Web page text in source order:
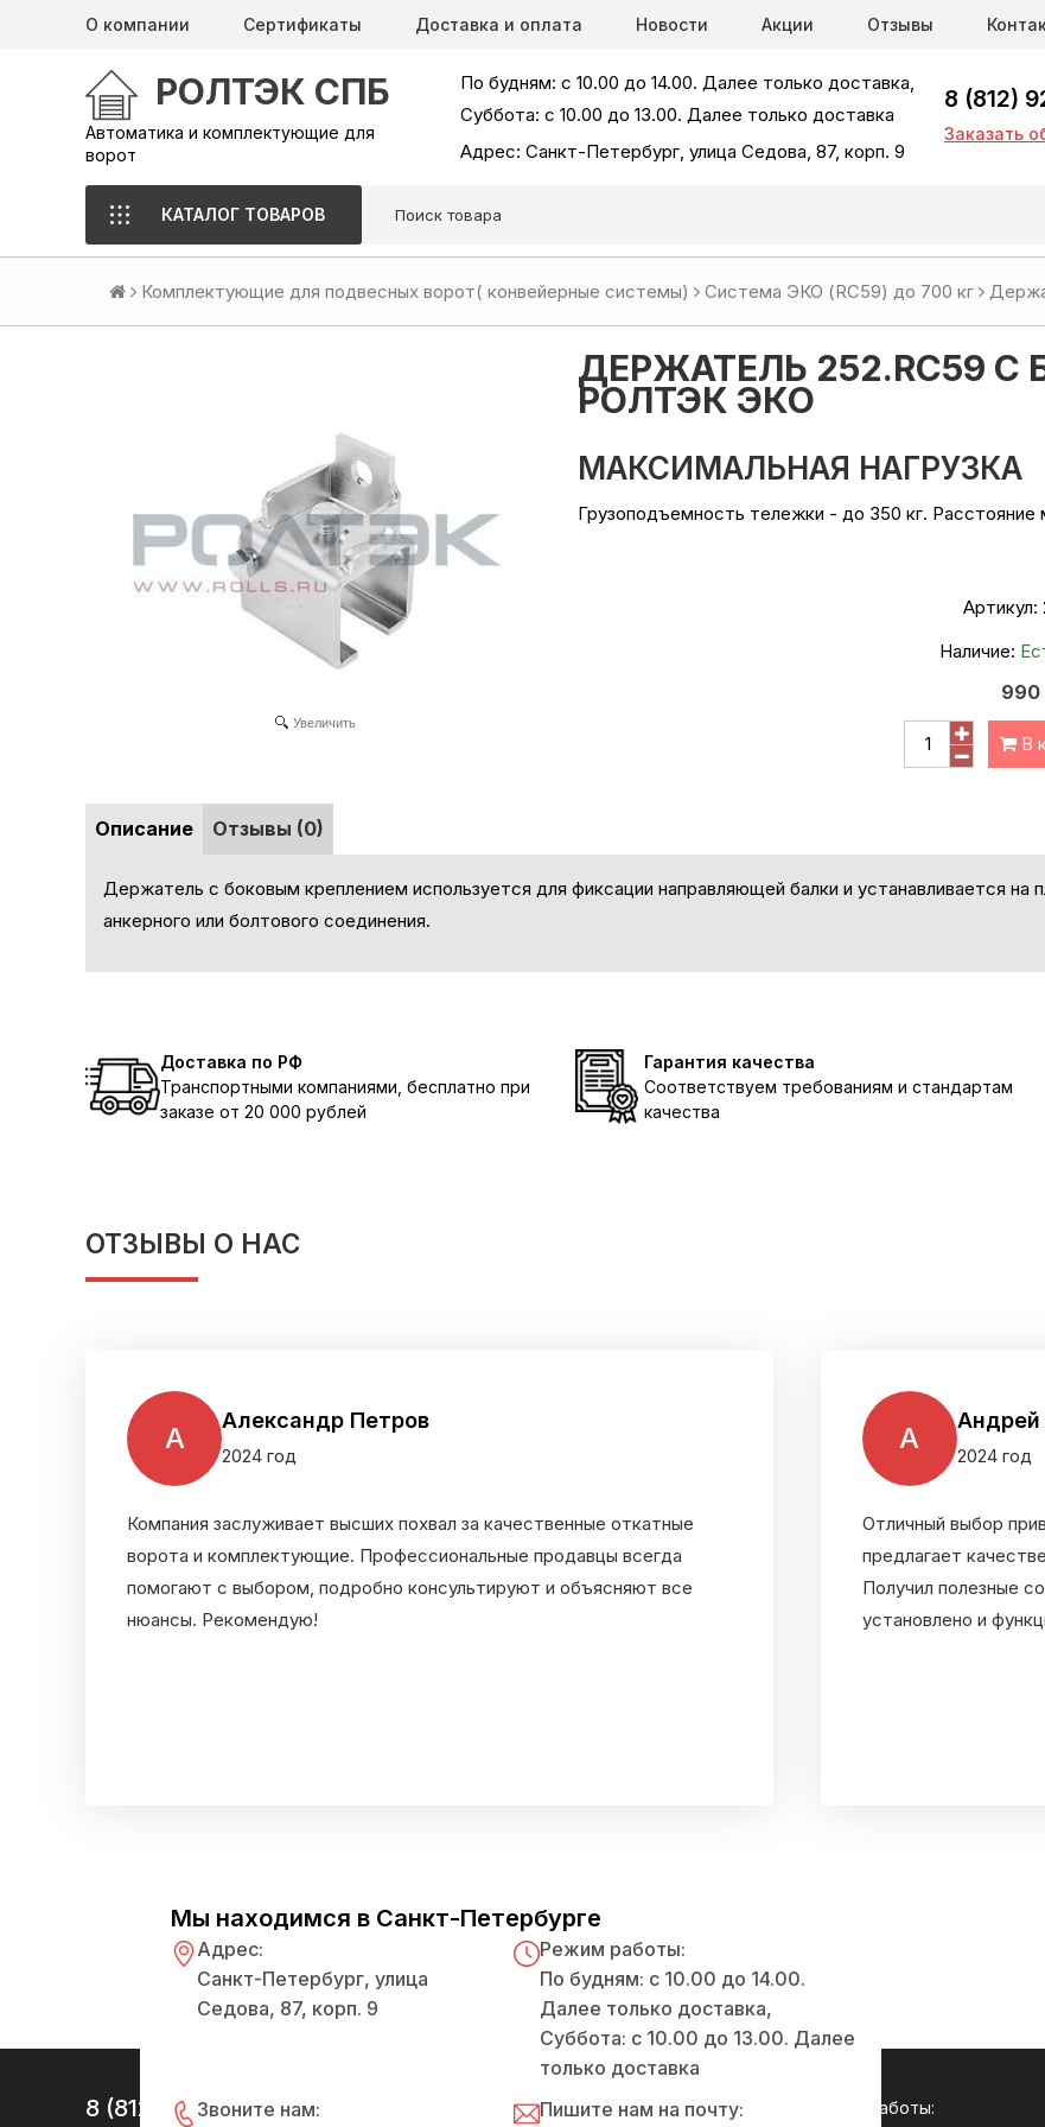
О компании Сертификаты Доставка и оплата Новости Акции Отзывы
РОЛТЭК СПБ
Автоматика и комплектующие для
ворот
По будням: с 10.00 до 14.00. Далее только доставка,
Суббота: с 10.00 до 13.00. Далее только доставка
Адрес: Санкт-Петербург, улица Седова, 87, корп. 9
8 (812)
Заказать
КАТАЛОГ ТОВАРОВ
Комплектующие для подвесных ворот( конвейерные системы) Система ЭКО (RC59) до 700 кг
Увеличить
ДЕРЖАТЕЛЬ 252.RC59
РОЛТЭК ЭКО
МАКСИМАЛЬНАЯ НАГРУЗКА
Грузоподъемность тележки - до 350 кг.
Артикул:
Наличие:
990
В
Описание Отзывы (0)
Держатель с боковым креплением используется для фиксации направляющей балки и устанавливается
анкерного или болтового соединения.
Доставка по РФ
Транспортными компаниями, бесплатно при
заказе от 20 000 рублей
Гарантия качества
Соответствуем требованиям и стандартам
качества
ОТЗЫВЫ О НАС
А
Александр Петров
2024 год
Компания заслуживает высших похвал за качественные откатные
ворота и комплектующие. Профессиональные продавцы всегда
помогают с выбором, подробно консультируют и объясняют все
нюансы. Рекомендую!
А
Андрей
2024 год
Отличный выбор
предлагает
Получил полезные
установлено и
Мы находимся в Санкт-Петербурге
Адрес:
Санкт-Петербург, улица
Седова, 87, корп. 9
Режим работы:
По будням: с 10.00 до 14.00.
Далее только доставка,
Суббота: с 10.00 до 13.00. Далее
только доставка
Звоните нам:
Пишите нам на почту:
8 (812) 922-95-43 Наш адрес: Режим работы: